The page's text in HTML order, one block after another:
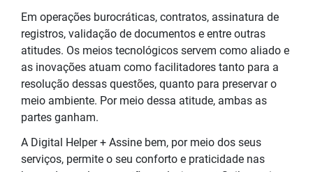
Em operações burocráticas, contratos, assinatura de
registros, validação de documentos e entre outras
atitudes. Os meios tecnológicos servem como aliado e
as inovações atuam como facilitadores tanto para a
resolução dessas questões, quanto para preservar o
meio ambiente. Por meio dessa atitude, ambas as
partes ganham.
A Digital Helper + Assine bem, por meio dos seus
serviços, permite o seu conforto e praticidade nas